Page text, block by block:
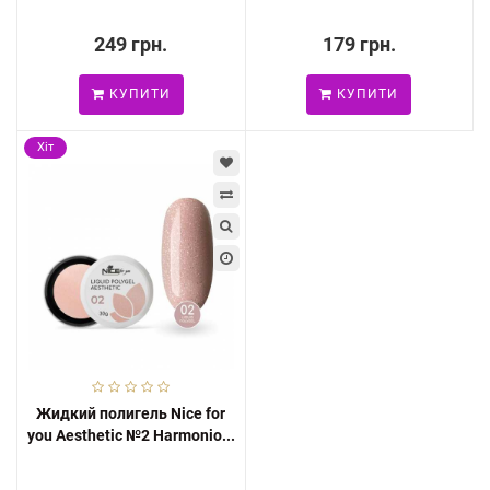
249 грн.
КУПИТИ
179 грн.
КУПИТИ
Хіт
Жидкий полигель Nice for
you Aesthetic №2 Harmonio...